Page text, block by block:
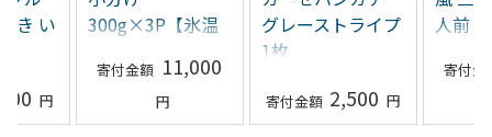
き い
300g×3P【氷温
11,000
グレーストライプ
1枚
2,500
人前
付き